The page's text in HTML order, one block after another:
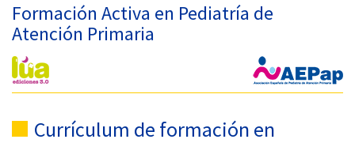
Formación Activa en Pediatría de
Atención Primaria
Currículum de formación en